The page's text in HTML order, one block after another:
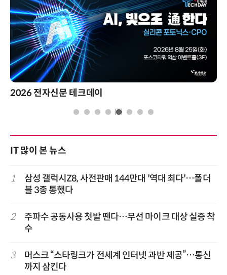
2026 전자신문 테크데이
IT 많이 본 뉴스
1
삼성 갤럭시Z8, 사전판매 144만대 '역대 최다'…폴더
블 3종 통했다
2
주파수 공동사용 첫발 뗀다…무선 마이크 대상 실증 착
수
3
머스크 “스타링크가 전세계 인터넷 과반 제공”…통신
까지 삼킨다